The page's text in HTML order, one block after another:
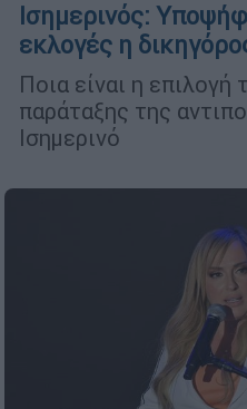
Ισημερινός:
εκλογές η
Ποια είναι η επιλογή
παράταξης της
Ισημερινό